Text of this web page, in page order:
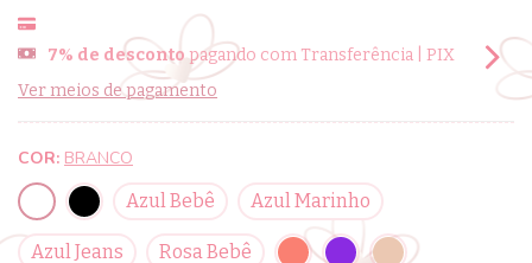
7% de descontopagando com Transferência | PIX
Ver meios de pagamento
COR: BRANCO
Azul Bebê
Azul Marinho
Azul Jeans Rosa Bebê